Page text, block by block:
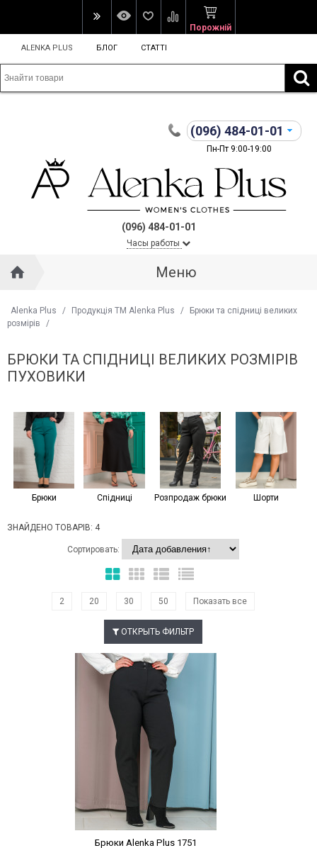
Порожній
ALENKA PLUS БЛОГ СТАТТІ
(096) 484-01-01
Пн-Пт 9:00-19:00
(096) 484-01-01
Часы работы
Меню
Alenka Plus / Продукція ТМ Alenka Plus /
Брюки та спідниці великих
розмірів
/
БРЮКИ ТА СПІДНИЦІ ВЕЛИКИХ РОЗМІРІВ
ПУХОВИКИ
Брюки Спідниці Розпродаж брюки Шорти
ЗНАЙДЕНО ТОВАРІВ: 4
Сортировать:
2 20 30 50 Показать все
ОТКРЫТЬ ФИЛЬТР
Наклейки Варіант з %
Брюки Alenka Plus 1751